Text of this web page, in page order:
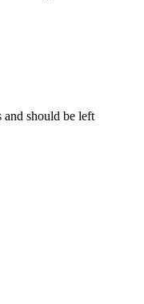
should be left